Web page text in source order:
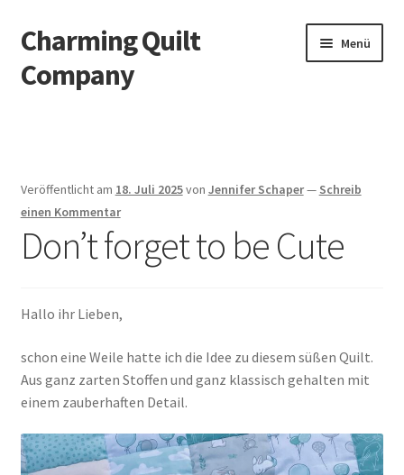
Zur
Navigation
springen
Zum
Inhalt
springen
Charming Quilt
Company
Menü
Blog
Datenschutzbelehrung
Datenschutzerklärung
Impressum
Impressum
Kasse
Veröffentlicht am 18. Juli 2025von Jennifer Schaper— Schreib
einen Kommentar
Don’t forget to be Cute
Hallo ihr Lieben,
schon eine Weile hatte ich die Idee zu diesem süßen Quilt.
Aus ganz zarten Stoffen und ganz klassisch gehalten mit
einem zauberhaften Detail.